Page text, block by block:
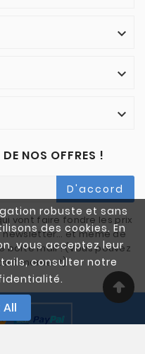
robuste et sans
des cookies. En
vous acceptez leur
consulter notre



NOS OFFRES !
D'accord
vont faire fondre les prix
newsletter… et même de
boîte mail ! (Vous pouvez
moment)